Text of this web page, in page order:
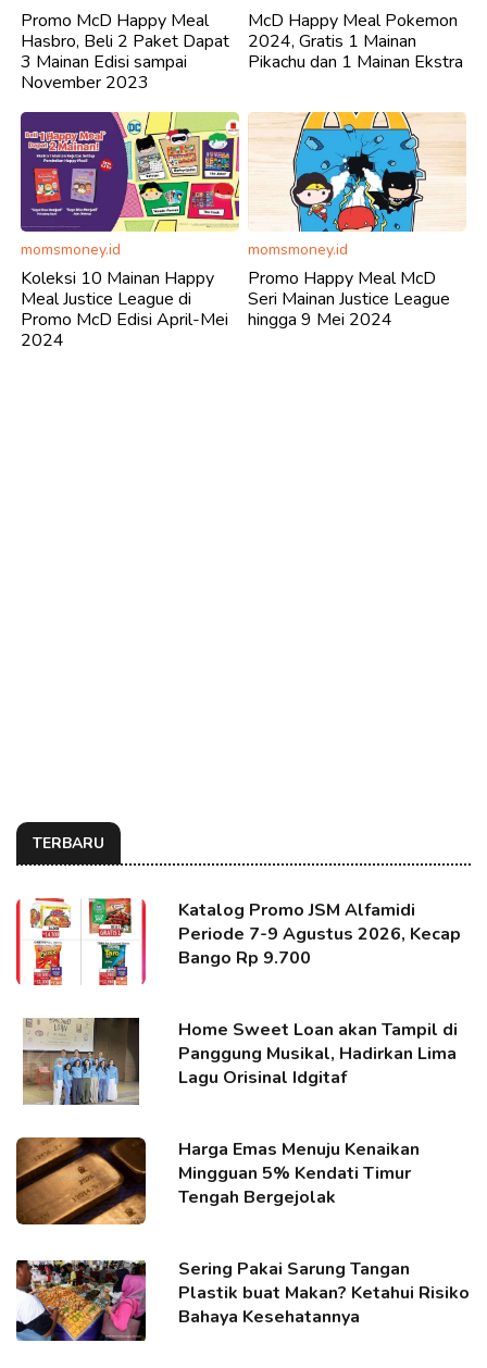
Promo McD Happy Meal
Hasbro, Beli 2 Paket Dapat
3 Mainan Edisi sampai
November 2023
McD Happy Meal Pokemon
2024, Gratis 1 Mainan
Pikachu dan 1 Mainan Ekstra
momsmoney.id
Koleksi 10 Mainan Happy
Meal Justice League di
Promo McD Edisi April-Mei
2024
momsmoney.id
Promo Happy Meal McD
Seri Mainan Justice League
hingga 9 Mei 2024
TERBARU
Katalog Promo JSM Alfamidi
Periode 7-9 Agustus 2026, Kecap
Bango Rp 9.700
Home Sweet Loan akan Tampil di
Panggung Musikal, Hadirkan Lima
Lagu Orisinal Idgitaf
Harga Emas Menuju Kenaikan
Mingguan 5% Kendati Timur
Tengah Bergejolak
Sering Pakai Sarung Tangan
Plastik buat Makan? Ketahui Risiko
Bahaya Kesehatannya